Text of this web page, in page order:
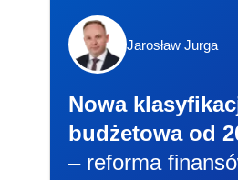
Jarosław Jurga
Nowa
budżetowa od
– reforma